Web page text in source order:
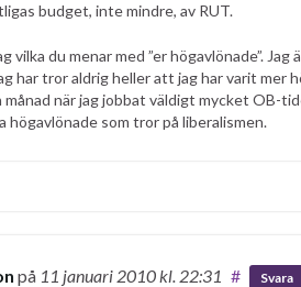
budget, inte mindre, av RUT.
vilka du menar med ”er högavlönade”.
har tror aldrig heller att jag har varit mer
när jag jobbat väldigt mycket OB-
högavlönade som tror på liberalismen.
på 11 januari 2010kl. 22:31 # Svara